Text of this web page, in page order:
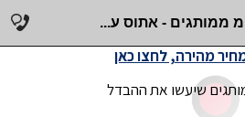
ממותגים - אתוס ע...
שיעשו את ההבדל
מהירה, לחצו כאן